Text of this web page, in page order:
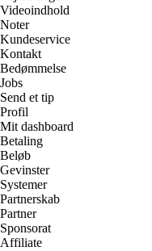
Videoindhold
Noter
Kundeservice
Kontakt
Bedømmelse
Jobs
Send et tip
Profil
Mit dashboard
Betaling
Beløb
Gevinster
Systemer
Partnerskab
Partner
Sponsorat
Affiliate